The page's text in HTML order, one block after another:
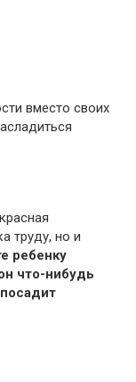
вместо своих
труду, но и
ребенку
что-нибудь